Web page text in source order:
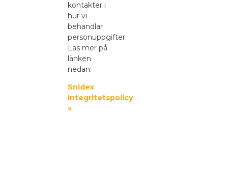
kontakter i
hur vi
behandlar
personuppgifter.
Läs mer på
länken
nedan:
Snidex
integritetspolicy
»